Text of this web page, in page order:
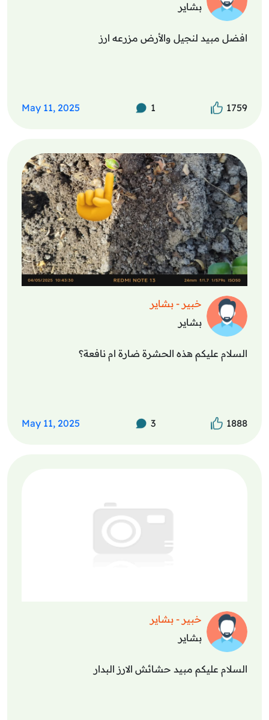
بشاير
افضل مبيد لنجيل والأرض مزرعه ارز
1759
1
May 11, 2025
خبير - بشاير
بشاير
السلام عليكم هذه الحشرة ضارة ام نافعة؟
1888
3
May 11, 2025
خبير - بشاير
بشاير
السلام عليكم مبيد حشائش الارز البدار